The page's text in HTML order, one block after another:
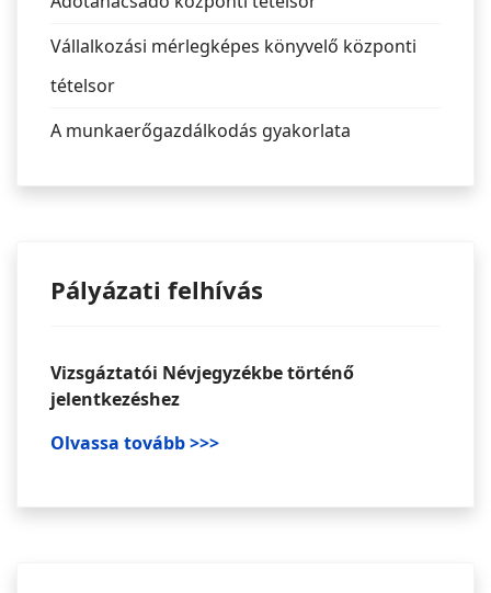
Vállalkozási mérlegképes könyvelő központi
tételsor
A munkaerőgazdálkodás gyakorlata
Pályázati felhívás
Vizsgáztatói Névjegyzékbe történő
jelentkezéshez
Olvassa tovább >>>